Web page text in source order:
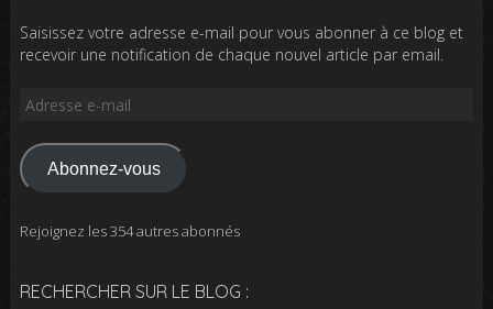
Saisissez votre adresse e-mail pour vous abonner à ce blog et
recevoir une notification de chaque nouvel article par email.
Adresse
mail
Abonnez-vous
Rejoignez les 354 autres abonnés
RECHERCHER SUR LE BLOG :